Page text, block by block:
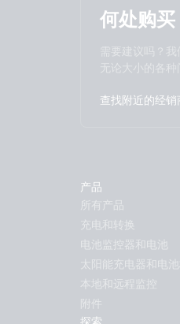
何处购买
需要建议吗？
无论大小的各种
查找附近的经销
产品
所有产品
充电和转换
电池监控器和电池
太阳能充电器和电
本地和远程监控
附件
探索